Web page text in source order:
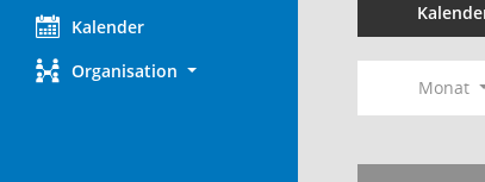
Kalender
Organisation
Monat